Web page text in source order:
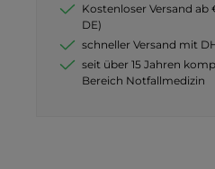
Kostenloser Versand ab
DE)
schneller Versand mit
seit über 15 Jahren
Bereich Notfallmedizin